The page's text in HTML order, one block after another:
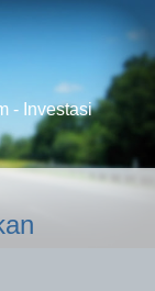
- Investasi